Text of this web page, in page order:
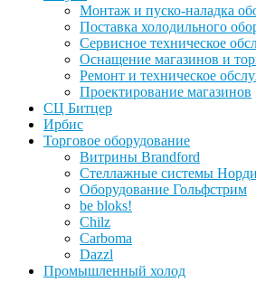
Монтаж и пуско-наладка
Поставка холодильного
Сервисное техническое
Оснащение магазинов и
Ремонт и техническое
Проектирование магазинов
СЦ Битцер
Ирбис
Торговое оборудование
Витрины Brandford
Стеллажные системы
Оборудование Гольфстрим
be bloks!
Chilz
Carboma
Dazzl
Промышленный холод